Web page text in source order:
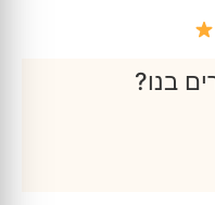
בנו?